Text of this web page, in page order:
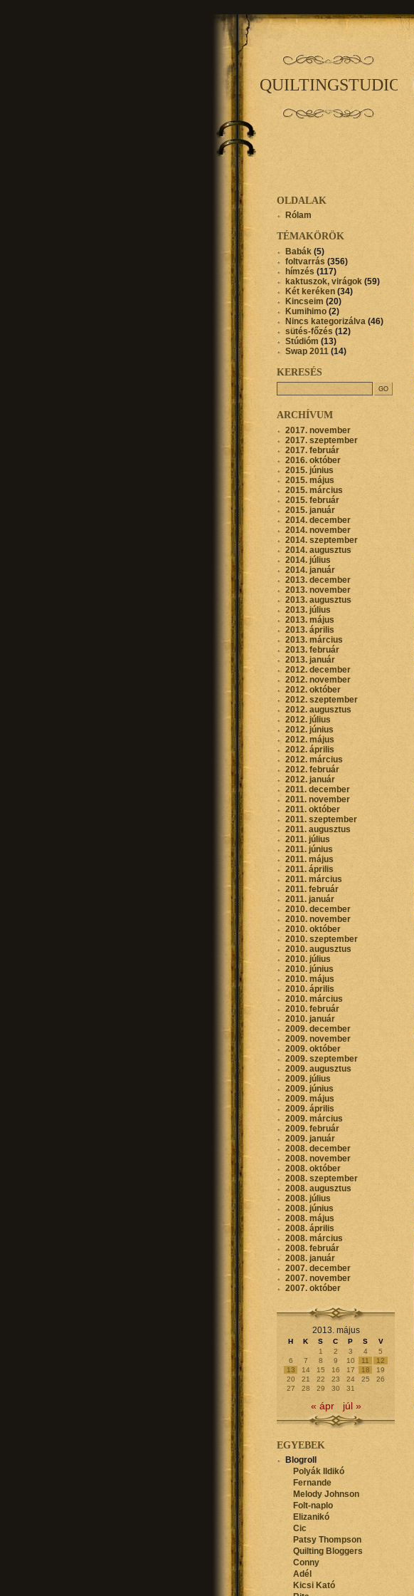
QUILTINGSTUDIO
OLDALAK
Rólam
TÉMAKÖRÖK
Babák (5)
foltvarrás (356)
hímzés (117)
kaktuszok, virágok (59)
Két keréken (34)
Kincseim (20)
Kumihimo (2)
Nincs kategorizálva (46)
sütés-főzés (12)
Stúdióm (13)
Swap 2011 (14)
KERESÉS
ARCHÍVUM
2017. november
2017. szeptember
2017. február
2016. október
2015. június
2015. május
2015. március
2015. február
2015. január
2014. december
2014. november
2014. szeptember
2014. augusztus
2014. július
2014. január
2013. december
2013. november
2013. augusztus
2013. július
2013. május
2013. április
2013. március
2013. február
2013. január
2012. december
2012. november
2012. október
2012. szeptember
2012. augusztus
2012. július
2012. június
2012. május
2012. április
2012. március
2012. február
2012. január
2011. december
2011. november
2011. október
2011. szeptember
2011. augusztus
2011. július
2011. június
2011. május
2011. április
2011. március
2011. február
2011. január
2010. december
2010. november
2010. október
2010. szeptember
2010. augusztus
2010. július
2010. június
2010. május
2010. április
2010. március
2010. február
2010. január
2009. december
2009. november
2009. október
2009. szeptember
2009. augusztus
2009. július
2009. június
2009. május
2009. április
2009. március
2009. február
2009. január
2008. december
2008. november
2008. október
2008. szeptember
2008. augusztus
2008. július
2008. június
2008. május
2008. április
2008. március
2008. február
2008. január
2007. december
2007. november
2007. október
2013. május
H K S C P S
V
1
2 3 4
5
6
7 8 9 10 11
12
13
14 15 16 17 18
19
20
21 22 23 24 25
26
27
28 29 30 31
« ápr júl »
EGYEBEK
Blogroll
Polyák Ildikó
Fernande
Melody Johnson
Folt-naplo
Elizanikó
Cic
Patsy Thompson
Quilting Bloggers
Conny
Adél
Kicsi Kató